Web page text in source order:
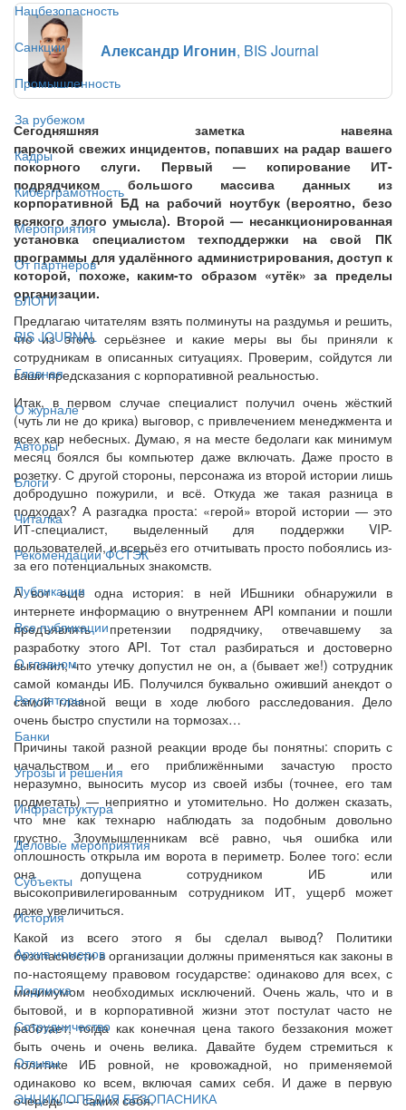
Нацбезопасность
Санкции
Промышленность
За рубежом
Кадры
Киберграмотность
Мероприятия
От партнёров
БЛОГИ
BIS JOURNAL
Главная
О журнале
Авторы
Блоги
Читалка
Рекомендации ФСТЭК
Публикации
Все публикации
О главном
Регуляторы
Банки
Угрозы и решения
Инфраструктура
Деловые мероприятия
Субъекты
История
Архив номеров
Подписка
Сотрудничество
Отзывы
ЭНЦИКЛОПЕДИЯ БЕЗОПАСНИКА
Александр Игонин, BIS Journal
Сегодняшняя заметка навеяна
парочкой свежих инцидентов, попавших на радар вашего
покорного слуги. Первый — копирование ИТ-
подрядчиком большого массива данных из
корпоративной БД на рабочий ноутбук (вероятно, безо
всякого злого умысла). Второй — несанкционированная
установка специалистом техподдержки на свой ПК
программы для удалённого администрирования, доступ к
которой, похоже, каким-то образом «утёк» за пределы
организации.
Предлагаю читателям взять полминуты на раздумья и решить,
что из этого серьёзнее и какие меры вы бы приняли к
сотрудникам в описанных ситуациях. Проверим, сойдутся ли
ваши предсказания с корпоративной реальностью.
Итак, в первом случае специалист получил очень жёсткий
(чуть ли не до крика) выговор, с привлечением менеджмента и
всех кар небесных. Думаю, я на месте бедолаги как минимум
месяц боялся бы компьютер даже включать. Даже просто в
розетку. С другой стороны, персонажа из второй истории лишь
добродушно пожурили, и всё. Откуда же такая разница в
подходах? А разгадка проста: «герой» второй истории — это
ИТ-специалист, выделенный для поддержки VIP-
пользователей, и всерьёз его отчитывать просто побоялись из-
за его потенциальных знакомств.
А вот ещё одна история: в ней ИБшники обнаружили в
интернете информацию о внутреннем API компании и пошли
предъявлять претензии подрядчику, отвечавшему за
разработку этого API. Тот стал разбираться и достоверно
выяснил, что утечку допустил не он, а (бывает же!) сотрудник
самой команды ИБ. Получился буквально оживший анекдот о
самой главной вещи в ходе любого расследования. Дело
очень быстро спустили на тормозах…
Причины такой разной реакции вроде бы понятны: спорить с
начальством и его приближёнными зачастую просто
неразумно, выносить мусор из своей избы (точнее, его там
подметать) — неприятно и утомительно. Но должен сказать,
что мне как технарю наблюдать за подобным довольно
грустно. Злоумышленникам всё равно, чья ошибка или
оплошность открыла им ворота в периметр. Более того: если
она допущена сотрудником ИБ или
высокопривилегированным сотрудником ИТ, ущерб может
даже увеличиться.
Какой из всего этого я бы сделал вывод? Политики
безопасности в организации должны применяться как законы в
по-настоящему правовом государстве: одинаково для всех, с
минимумом необходимых исключений. Очень жаль, что и в
бытовой, и в корпоративной жизни этот постулат часто не
работает, тогда как конечная цена такого беззакония может
быть очень и очень велика. Давайте будем стремиться к
политике ИБ ровной, не кровожадной, но применяемой
одинаково ко всем, включая самих себя. И даже в первую
очередь — самих себя.